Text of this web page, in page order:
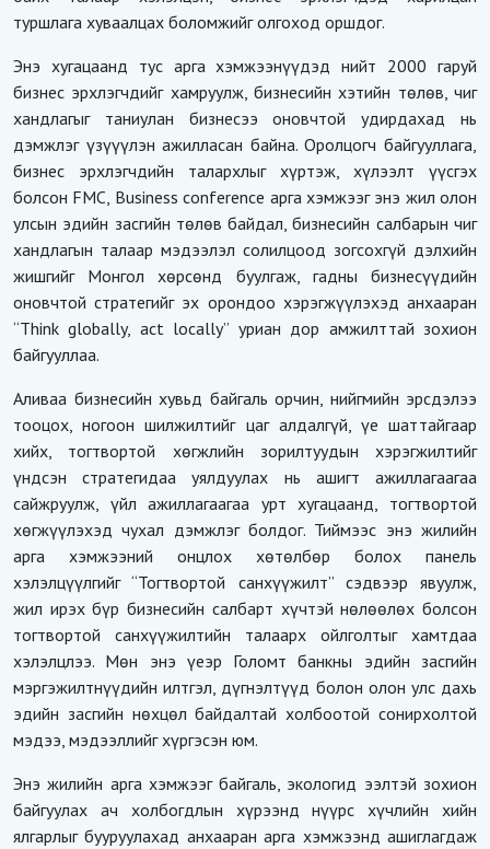
туршлага хуваалцах боломжийг олгоход оршдог.
Энэ хугацаанд тус арга хэмжээнүүдэд нийт 2000 гаруй
бизнес эрхлэгчдийг хамруулж, бизнесийн хэтийн төлөв, чиг
хандлагыг таниулан бизнесээ оновчтой удирдахад нь
дэмжлэг үзүүүлэн ажилласан байна. Оролцогч байгууллага,
бизнес эрхлэгчдийн талархлыг хүртэж, хүлээлт үүсгэх
болсон FMC, Business conference арга хэмжээг энэ жил олон
улсын эдийн засгийн төлөв байдал, бизнесийн салбарын чиг
хандлагын талаар мэдээлэл солилцоод зогсохгүй дэлхийн
жишгийг Монгол хөрсөнд буулгаж, гадны бизнесүүдийн
оновчтой стратегийг эх орондоо хэрэгжүүлэхэд анхааран
“Think globally, act locally” уриан дор амжилттай зохион
байгууллаа.
Аливаа бизнесийн хувьд байгаль орчин, нийгмийн эрсдэлээ
тооцох, ногоон шилжилтийг цаг алдалгүй, үе шаттайгаар
хийх, тогтвортой хөгжлийн зорилтуудын хэрэгжилтийг
үндсэн стратегидаа уялдуулах нь ашигт ажиллагаагаа
сайжруулж, үйл ажиллагаагаа урт хугацаанд, тогтвортой
хөгжүүлэхэд чухал дэмжлэг болдог. Тиймээс энэ жилийн
арга хэмжээний онцлох хөтөлбөр болох панель
хэлэлцүүлгийг “Тогтвортой санхүүжилт” сэдвээр явуулж,
жил ирэх бүр бизнесийн салбарт хүчтэй нөлөөлөх болсон
тогтвортой санхүүжилтийн талаарх ойлголтыг хамтдаа
хэлэлцлээ. Мөн энэ үеэр Голомт банкны эдийн засгийн
мэргэжилтнүүдийн илтгэл, дүгнэлтүүд болон олон улс дахь
эдийн засгийн нөхцөл байдалтай холбоотой сонирхолтой
мэдээ, мэдээллийг хүргэсэн юм.
Энэ жилийн арга хэмжээг байгаль, экологид ээлтэй зохион
байгуулах ач холбогдлын хүрээнд нүүрс хүчлийн хийн
ялгарлыг бууруулахад анхааран арга хэмжээнд ашиглагдаж